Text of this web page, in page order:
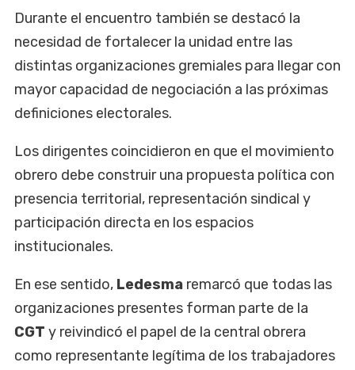
Durante el encuentro también se destacó la
necesidad de fortalecer la unidad entre las
distintas organizaciones gremiales para llegar con
mayor capacidad de negociación a las próximas
definiciones electorales.
Los dirigentes coincidieron en que el movimiento
obrero debe construir una propuesta política con
presencia territorial, representación sindical y
participación directa en los espacios
institucionales.
En ese sentido, Ledesma remarcó que todas las
organizaciones presentes forman parte de la
CGT y reivindicó el papel de la central obrera
como representante legítima de los trabajadores